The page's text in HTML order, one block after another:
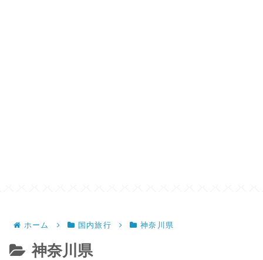
ホーム 国内旅行 神奈川県
神奈川県